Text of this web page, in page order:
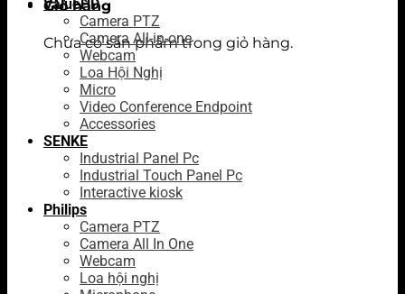
Giỏ hàng
Chưa có sản phẩm trong giỏ hàng.
ValueHD
Camera PTZ
Camera All-in-one
Webcam
Loa Hội Nghị
Micro
Video Conference Endpoint
Accessories
SENKE
Industrial Panel Pc
Industrial Touch Panel Pc
Interactive kiosk
Philips
Camera PTZ
Camera All In One
Webcam
Loa hội nghị